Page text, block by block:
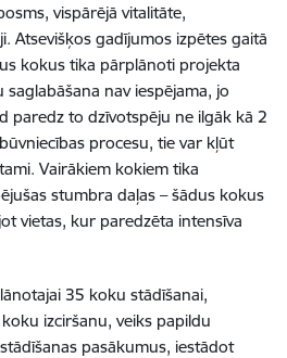
vispārējā vitalitāte,
Atsevišķos gadījumos izpētes gaitā
kokus tika pārplānoti projekta
nav iespējama, jo
paredz to dzīvotspēju ne ilgāk kā 2
procesu, tie var kļūt
Vairākiem kokiem tika
stumbra daļas – šādus kokus
vietas, kur paredzēta intensīva
35 koku stādīšanai,
izciršanu, veiks papildu
pasākumus, iestādot